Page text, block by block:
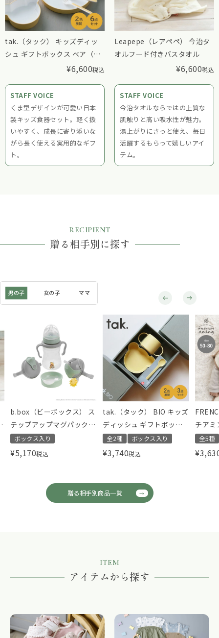
tak.（タック） キッズディッ
シュ ギフトボックス ベア（カ
¥6,600税込
STAFF VOICE
くま型デザインが可愛い日本
製キッズ食器セット。軽く扱
いやすく、成長に寄り添いな
がら長く使える実用的なギフ
ト。
Leapepe（レアペペ） 今治タ
オルフード付きバスタオル
¥6,600税込
STAFF VOICE
今治タオルならではの上質な
肌触りと高い吸水性が魅力。
湯上がりにさっと使え、毎日
活躍するもらって嬉しいアイ
テム。
RECIPIENT
贈る相手別に探す
男の子 女の子 ママ
b.box（ビーボックス） ス
テップアップマグパック
Pooh
ボックス入り
¥5,170税込
tak.（タック） BIO キッズ
ディッシュ ギフトボック
ス ベアー ミニ
全2種 ボックス入り
¥3,740税込
チアミ
スリー
全5種
¥
贈る相手別商品一覧
ITEM
アイテムから探す